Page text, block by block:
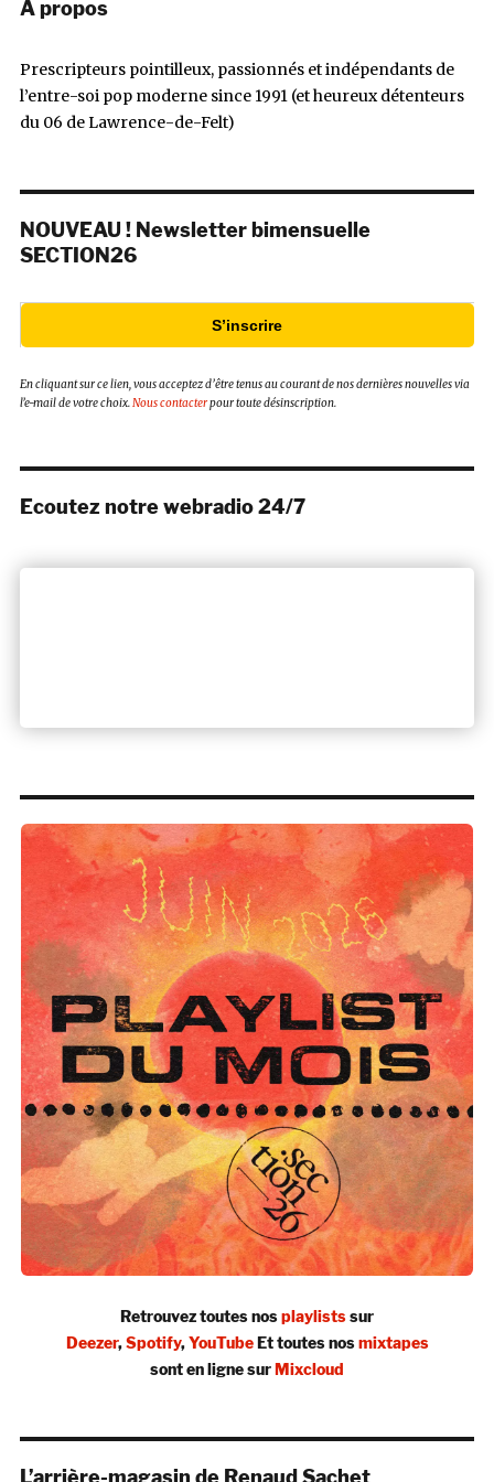
À propos
Prescripteurs pointilleux, passionnés et indépendants de
l’entre-soi pop moderne since 1991 (et heureux détenteurs
du 06 de Lawrence-de-Felt)
NOUVEAU ! Newsletter bimensuelle
SECTION26
S’inscrire
En cliquant sur ce lien, vous acceptez d’être tenus au courant de nos dernières nouvelles via
l’e-mail de votre choix.Nous contacterpour toute désinscription.
Ecoutez notre webradio 24/7
Retrouvez toutes nosplaylistssur
Deezer,Spotify,YouTubeEt toutes nosmixtapes
sont en ligne surMixcloud
L’arrière-magasin de Renaud Sachet